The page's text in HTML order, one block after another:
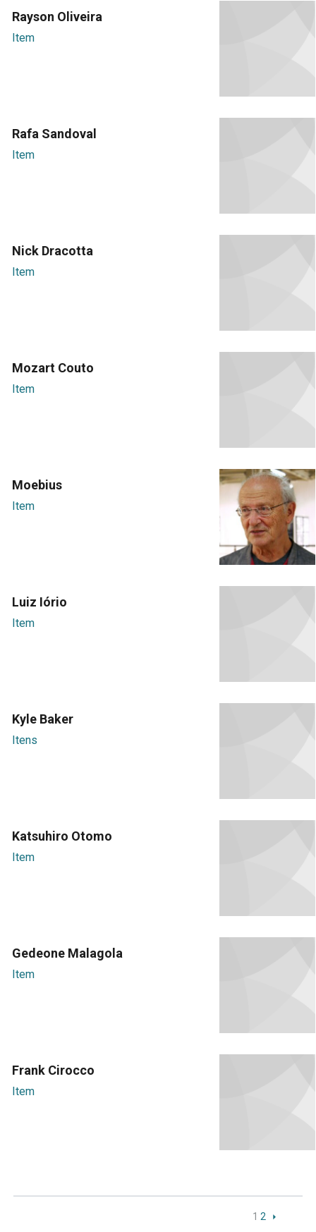
Rayson Oliveira
Item
Rafa Sandoval
Item
Nick Dracotta
Item
Mozart Couto
Item
Moebius
Item
Luiz Iório
Item
Kyle Baker
Itens
Katsuhiro Otomo
Item
Gedeone Malagola
Item
Frank Cirocco
Item
1 2